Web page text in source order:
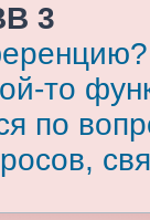
3
то
по